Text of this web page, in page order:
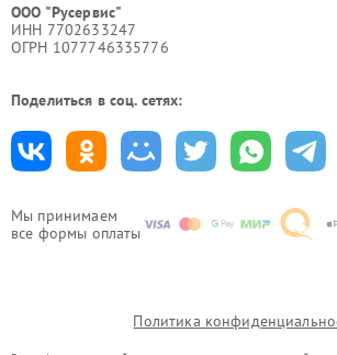
Мы принимаем
все формы оплаты
ООО "Русервис"
ИНН 7702633247
ОГРН 1077746335776
Поделиться в соц. сетях:
Политика